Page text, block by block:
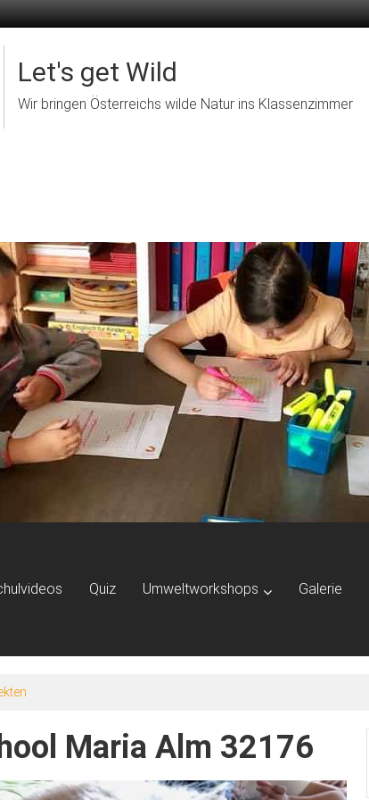
Let's get Wild
Wir bringen Österreichs wilde Natur ins Klassenzimmer
Quiz Umweltworkshops Galerie
Maria Alm 32176